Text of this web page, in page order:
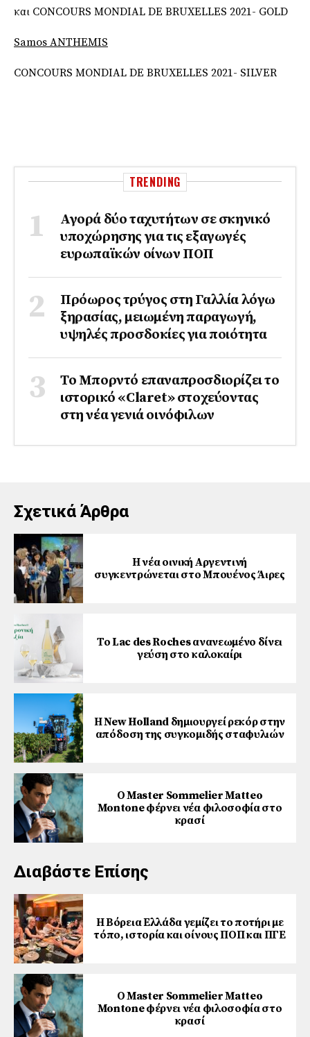
και CONCOURS MONDIAL DE BRUXELLES 2021- GOLD
Samos ΑNTHEMIS
CONCOURS MONDIAL DE BRUXELLES 2021- SILVER
TRENDING
Αγορά δύο ταχυτήτων σε σκηνικό
υποχώρησης για τις εξαγωγές
ευρωπαϊκών οίνων ΠΟΠ
Πρόωρος τρύγος στη Γαλλία λόγω
ξηρασίας, μειωμένη παραγωγή,
υψηλές προσδοκίες για ποιότητα
Το Μπορντό επαναπροσδιορίζει το
ιστορικό «Claret» στοχεύοντας
στη νέα γενιά οινόφιλων
Σχετικά Άρθρα
Η νέα οινική Αργεντινή
συγκεντρώνεται στο Μπουένος Άιρες
Το Lac des Roches ανανεωμένο δίνει
γεύση στο καλοκαίρι
Η New Holland δημιουργεί ρεκόρ στην
απόδοση της συγκομιδής σταφυλιών
Ο Master Sommelier Matteo
Montone φέρνει νέα φιλοσοφία στο
κρασί
Διαβάστε Επίσης
Η Βόρεια Ελλάδα γεμίζει το ποτήρι με
τόπο, ιστορία και οίνους ΠΟΠ και ΠΓΕ
Ο Master Sommelier Matteo
Montone φέρνει νέα φιλοσοφία στο
κρασί